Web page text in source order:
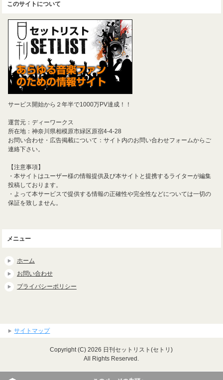
このサイトについて
サービス開始から２年半で1000万PV達成！！
運営元：ディーワークス
所在地：神奈川県相模原市緑区原宿4-4-28
お問い合わせ・広告掲載について：サイト内のお問い合わせフォームからご
連絡下さい。
【注意事項】
・本サイトはユーザー様の情報提供及び本サイトと提携するライターが編集
投稿しております。
・よって本サービスで提供する情報の正確性や完全性などについては一切の
保証を致しません。
メニュー
ホーム
お問い合わせ
プライバシーポリシー
サイトマップ
Copyright (C) 2026 日刊セットリスト(セトリ)
All Rights Reserved.